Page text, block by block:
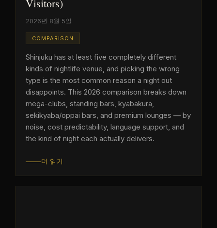
Visitors)
2026년 8월 5일
COMPARISON
Shinjuku has at least five completely different
kinds of nightlife venue, and picking the wrong
type is the most common reason a night out
disappoints. This 2026 comparison breaks down
mega-clubs, standing bars, kyabakura,
sekikyaba/oppai bars, and premium lounges — by
noise, cost predictability, language support, and
the kind of night each actually delivers.
더 읽기